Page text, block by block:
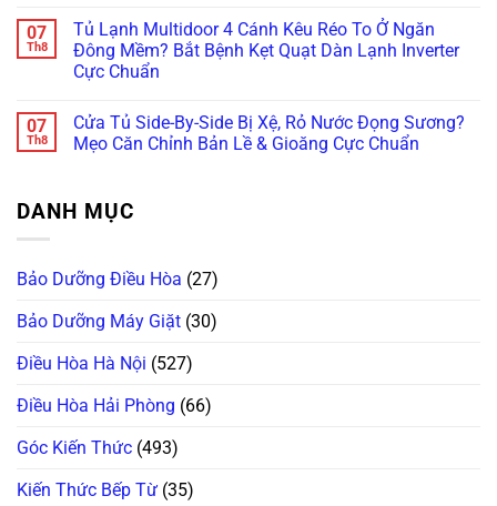
Không
Cần
Thay
Mới!
Xử
Lý
Kẹt
Cảm
Trong
5
Phút!
Báo
Giá
Hợp
Đồng
Tủ
Đông,
Tủ
Hàng
Sanaky,
Alaska
Bám
Tuyết
Bắt
Bệnh
Đóng
Trong
5
bình
luận
ở
Tủ
Mồ
Hôi,
Đọng
Bắt
Đúng
Hay
Lỗi
Kính?
07
Th8
Tủ Lạnh Multidoor 4 Cánh Kêu Réo To Ở Ngăn
Đông Mềm? Bắt Bệnh Kẹt Quạt Dàn Lạnh Inverter
Cực Chuẩn
bình
luận
ở
4
Cánh
Ở
Đông
Mềm?
Kẹt
Dàn
Lạnh
Cực
Chuẩn
07
Th8
Cửa Tủ Side-By-Side Bị Xệ, Rỏ Nước Đọng Sương?
Mẹo Căn Chỉnh Bản Lề & Gioăng Cực Chuẩn
luận
ở
By-
Bị
Xệ,
Đọng
Mẹo
Căn
Bản
Lề
Gioăng
Cực
DANH MỤC
Bảo Dưỡng Điều Hòa (27)
Bảo Dưỡng Máy Giặt (30)
Điều Hòa Hà Nội (527)
Điều Hòa Hải Phòng (66)
Góc Kiến Thức (493)
Kiến Thức Bếp Từ (35)